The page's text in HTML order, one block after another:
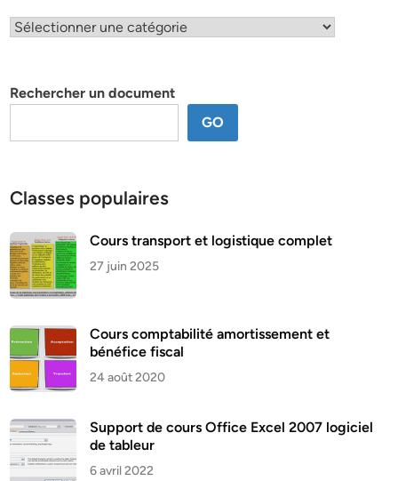
Classification
Rechercher un document
GO
Classes populaires
Cours transport et logistique complet
27 juin 2025
Cours comptabilité amortissement et
bénéfice fiscal
24 août 2020
Support de cours Office Excel 2007 logiciel
de tableur
6 avril 2022